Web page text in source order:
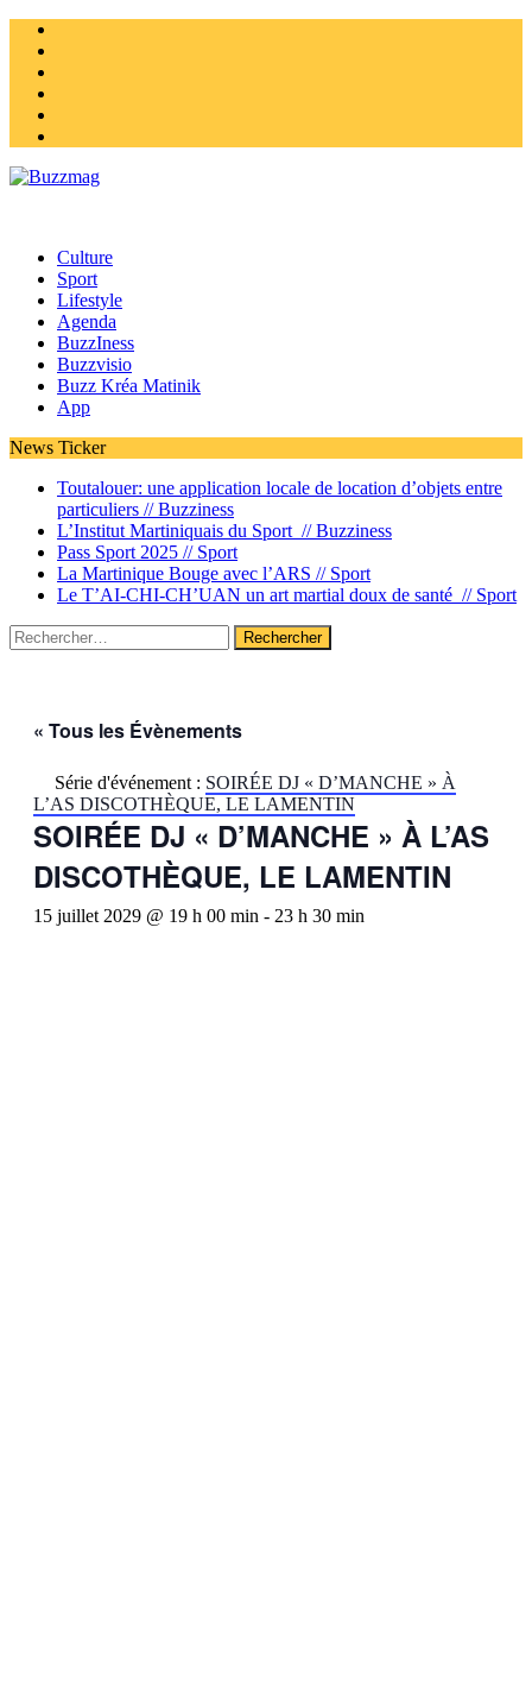
Culture
Sport
Lifestyle
Agenda
BuzzIness
Buzzvisio
Buzz Kréa Matinik
App
News Ticker
Toutalouer: une application locale de location d’objets entre
particuliers //Buzziness
L’Institut Martiniquais du Sport //Buzziness
Pass Sport 2025 // Sport
La Martinique Bouge avec l’ARS // Sport
Le T’AI-CHI-CH’UAN un art martial doux de santé // Sport
Rechercher :
« Tous les Évènements
Série d'événement : SOIRÉE DJ « D’MANCHE » À
L’AS DISCOTHÈQUE, LE LAMENTIN
SOIRÉE DJ « D’MANCHE » À L’AS
DISCOTHÈQUE, LE LAMENTIN
15 juillet 2029 @ 19 h 00 min - 23 h 30 min